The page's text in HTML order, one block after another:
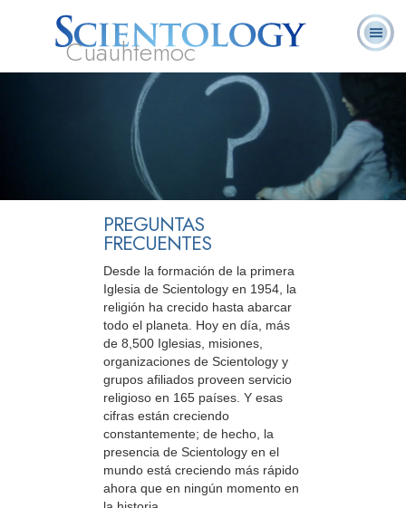
Cuauhtemoc
¿Qué es
Scientology?
Ministros
Voluntarios
Preguntas
Frecuentes
PREGUNTAS
FRECUENTES
Desde la formación de la primera
Iglesia de Scientology en 1954, la
religión ha crecido hasta abarcar
todo el planeta. Hoy en día, más
de 8,500 Iglesias, misiones,
organizaciones de Scientology y
grupos afiliados proveen servicio
religioso en 165 países. Y esas
cifras están creciendo
constantemente; de hecho, la
presencia de Scientology en el
mundo está creciendo más rápido
ahora que en ningún momento en